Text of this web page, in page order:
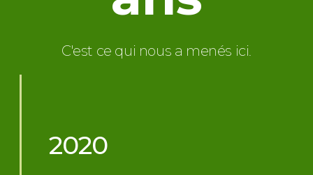
C'est ce qui nous a menés ici.
2020